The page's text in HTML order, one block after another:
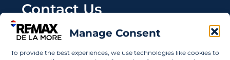
Manage Consent
To provide the best experiences, we use technologies like cookies to
Contact Us
Wanting to invest in UAE properties and don't